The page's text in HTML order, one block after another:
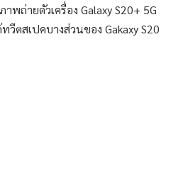
พถ่ายตัวเครื่อง Galaxy S20+ 5G
ตสเปคบางส่วนของ Gakaxy S20